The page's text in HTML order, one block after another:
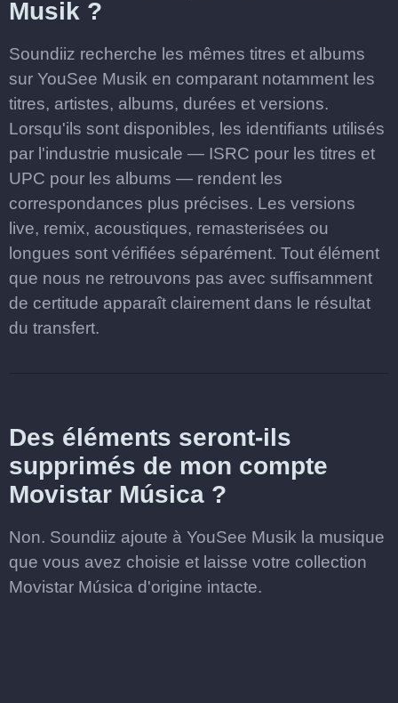
Musik ?
Soundiiz recherche les mêmes titres et albums
sur YouSee Musik en comparant notamment les
titres, artistes, albums, durées et versions.
Lorsqu'ils sont disponibles, les identifiants utilisés
par l'industrie musicale — ISRC pour les titres et
UPC pour les albums — rendent les
correspondances plus précises. Les versions
live, remix, acoustiques, remasterisées ou
longues sont vérifiées séparément. Tout élément
que nous ne retrouvons pas avec suffisamment
de certitude apparaît clairement dans le résultat
du transfert.
Des éléments seront-ils
supprimés de mon compte
Movistar Música ?
Non. Soundiiz ajoute à YouSee Musik la musique
que vous avez choisie et laisse votre collection
Movistar Música d'origine intacte.